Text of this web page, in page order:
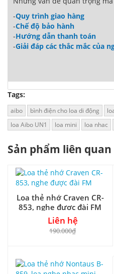
-Quy trình giao hàng
-Chế độ bảo hành
-Hướng dẫn thanh toán
-Giải đáp các thắc mắc của
Tags:
aibo bình điện cho loa di động
loa Aibo UN1
loa mini loa nhac
Sản phẩm liên quan
Loa thẻ nhớ Craven CR-
853, nghe được đài FM
Liên hệ
190.000₫